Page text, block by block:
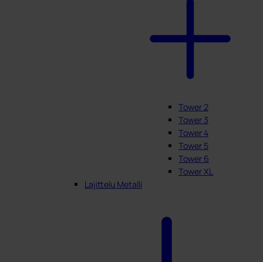
Tower 2
Tower 3
Tower 4
Tower 5
Tower 6
Tower XL
Lajittelu Metalli